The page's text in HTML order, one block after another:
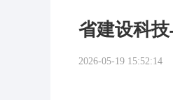
省建设科
2026-05-19 15:52:14